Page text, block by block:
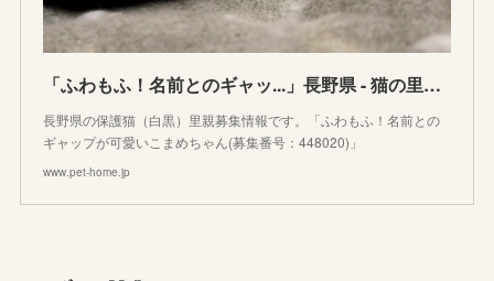
「ふわもふ！名前とのギャッ...」長野県 - 猫の里親募集情報(448020)
長野県の保護猫（白黒）里親募集情報です。「ふわもふ！名前との
ギャップが可愛いこまめちゃん(募集番号：448020)」
www.pet-home.jp